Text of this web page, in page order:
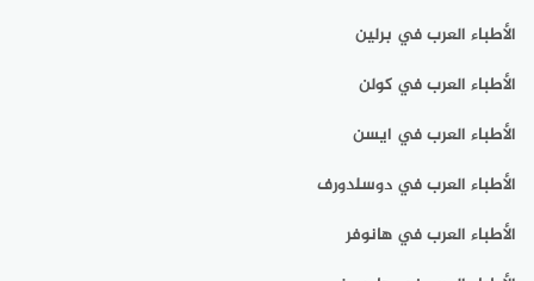
الأطباء العرب في برلين
الأطباء العرب في كولن
الأطباء العرب في ايسن
الأطباء العرب في دوسلدورف
الأطباء العرب في هانوفر